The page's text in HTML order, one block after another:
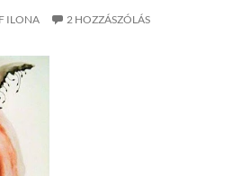
ILONA 2 HOZZÁSZÓLÁS